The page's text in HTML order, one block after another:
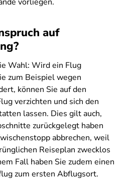
auf
Wahl: Wird ein Flug
zum Beispiel wegen
können Sie auf den
verzichten und sich den
lassen. Dies gilt auch,
zurückgelegt haben
abbrechen, weil
Reiseplan zwecklos
Fall haben Sie zudem einen
zum ersten Abflugsort.